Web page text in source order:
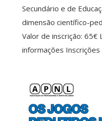
Secundário e de
dimensão científico-
Valor de inscrição: 65€
informações Inscrições